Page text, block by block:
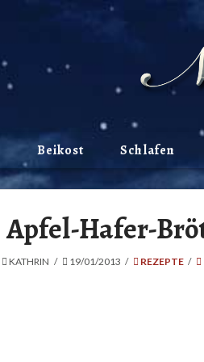
Beikost Schlafen
Apfel-Hafer-
KATHRIN 19/01/2013 REZEPTE